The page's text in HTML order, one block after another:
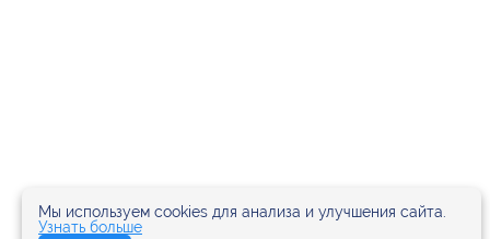
Мы используем cookies для анализа и улучшения сайта.
Узнать больше